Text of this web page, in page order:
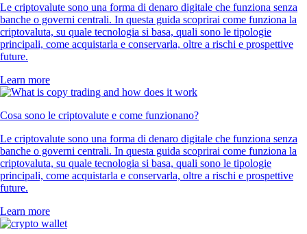
Le criptovalute sono una forma di denaro digitale che funziona senza
banche o governi centrali. In questa guida scoprirai come funziona la
criptovaluta, su quale tecnologia si basa, quali sono le tipologie
principali, come acquistarla e conservarla, oltre a rischi e prospettive
future.
Learn more
Cosa sono le criptovalute e come funzionano?
Le criptovalute sono una forma di denaro digitale che funziona senza
banche o governi centrali. In questa guida scoprirai come funziona la
criptovaluta, su quale tecnologia si basa, quali sono le tipologie
principali, come acquistarla e conservarla, oltre a rischi e prospettive
future.
Learn more